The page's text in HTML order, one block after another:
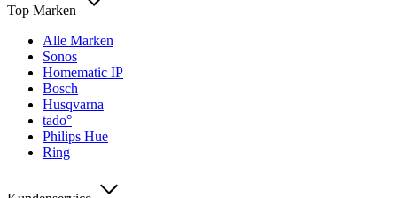
Top Marken
Alle Marken
Sonos
Homematic IP
Bosch
Husqvarna
tado°
Philips Hue
Ring